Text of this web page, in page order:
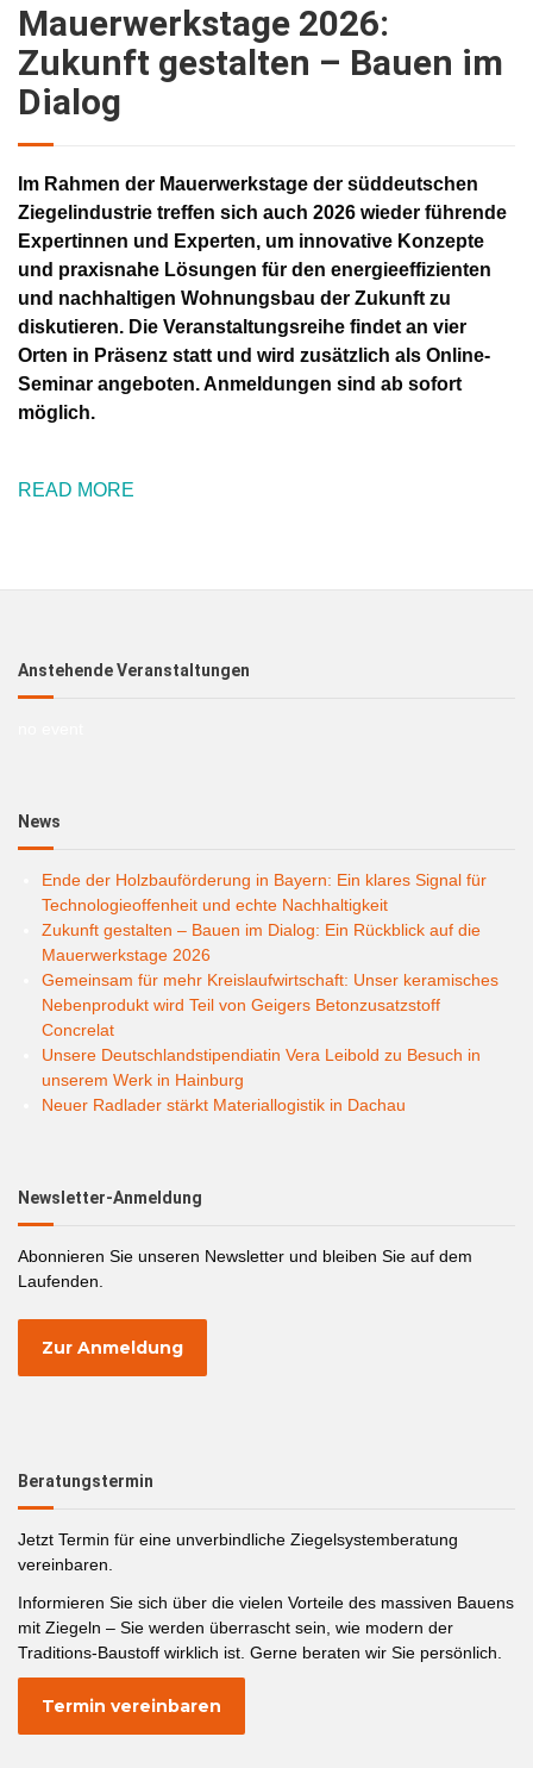
Mauerwerkstage 2026:
Zukunft gestalten – Bauen im
Dialog
Im Rahmen der Mauerwerkstage der süddeutschen
Ziegelindustrie treffen sich auch 2026 wieder führende
Expertinnen und Experten, um innovative Konzepte
und praxisnahe Lösungen für den energieeffizienten
und nachhaltigen Wohnungsbau der Zukunft zu
diskutieren. Die Veranstaltungsreihe findet an vier
Orten in Präsenz statt und wird zusätzlich als Online-
Seminar angeboten. Anmeldungen sind ab sofort
möglich.
READ MORE
Anstehende Veranstaltungen
News
Ende der Holzbauförderung in Bayern: Ein klares Signal für
Technologieoffenheit und echte Nachhaltigkeit
Zukunft gestalten – Bauen im Dialog: Ein Rückblick auf die
Mauerwerkstage 2026
Gemeinsam für mehr Kreislaufwirtschaft: Unser keramisches
Nebenprodukt wird Teil von Geigers Betonzusatzstoff
Concrelat
Unsere Deutschlandstipendiatin Vera Leibold zu Besuch in
unserem Werk in Hainburg
Neuer Radlader stärkt Materiallogistik in Dachau
Newsletter-Anmeldung
Abonnieren Sie unseren Newsletter und bleiben Sie auf dem
Laufenden.
Zur Anmeldung
Beratungstermin
Jetzt Termin für eine unverbindliche Ziegelsystemberatung
vereinbaren.
Informieren Sie sich über die vielen Vorteile des massiven Bauens
mit Ziegeln – Sie werden überrascht sein, wie modern der
Traditions-Baustoff wirklich ist. Gerne beraten wir Sie persönlich.
Termin vereinbaren